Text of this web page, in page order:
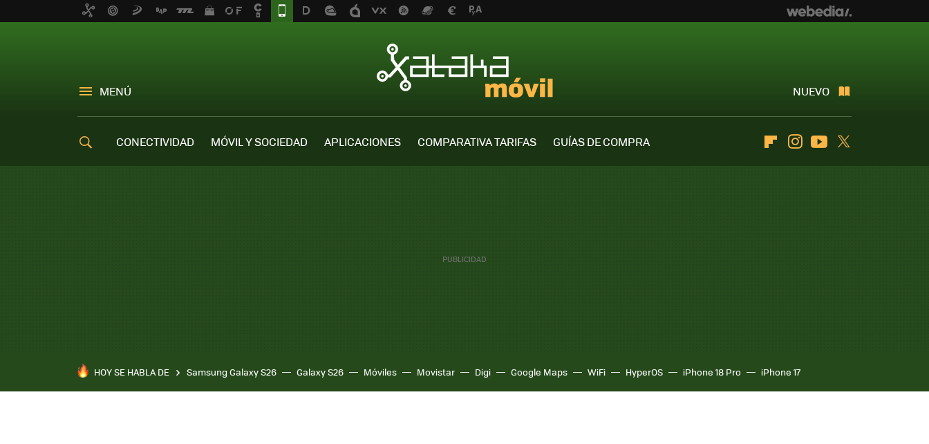
MENÚ NUEVO
CONECTIVIDAD MÓVIL Y SOCIEDAD APLICACIONES COMPARATIVA TARIFAS
GUÍAS DE COMPRA
FlipboardInstagramYoutube
HOY SE HABLA DE Samsung Galaxy S26 Galaxy S26 Móviles Movistar Digi Google Maps WiFi HyperOS iPhone 18 Pro iPhone 17